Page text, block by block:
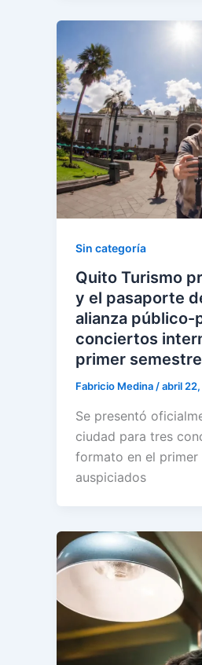
Sin categoría
Quito Turismo
y el pasaporte
alianza público-
conciertos
primer
Fabricio Medina/abril
Se presentó
ciudad para tres
formato en el primer
auspiciados